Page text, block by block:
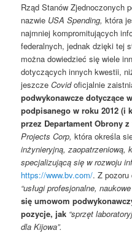
Rząd Stanów Zjednoczonych
nazwie USA Spending, która
najmniej kompromitujących
federalnych, jednak dzięki tej
można dowiedzieć się wiele
dotyczących innych kwestii,
jeszczeCovidoficjalnie
podwykonawcze dotyczące
podpisanego w roku 2012 (i
przez Departament Obrony
Projects Corp, która określa
inżynieryjną, zaopatrzeniową,
specjalizującą się w rozwoju
https://www.bv.com/. Z
“usługi profesjonalne,
się umowom
pozycje, jak “sprzęt
dla Kijowa”.